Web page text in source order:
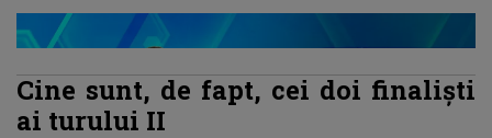
Cine sunt, de fapt, cei doi finaliști
ai turului II